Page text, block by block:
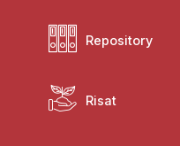
Repository
Risat